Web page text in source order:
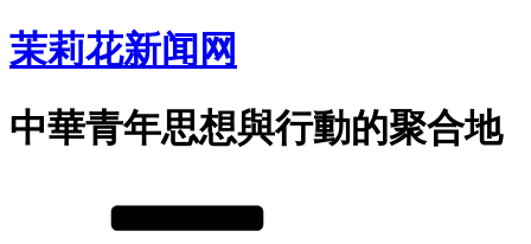
茉莉花新闻网
中華青年思想與行動的聚合地